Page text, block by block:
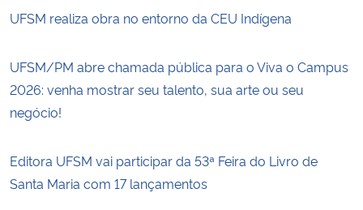
UFSM realiza obra no entorno da CEU Indígena
UFSM/PM abre chamada pública para o Viva o Campus
2026: venha mostrar seu talento, sua arte ou seu
negócio!
Editora UFSM vai participar da 53ª Feira do Livro de
Santa Maria com 17 lançamentos